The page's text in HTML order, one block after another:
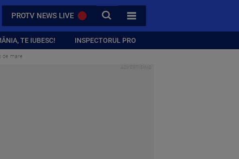
PROTV NEWS LIVE CAUTA
TOATE CATEGORIILE
TE IUBESC! INSPECTORUL PRO
de mare